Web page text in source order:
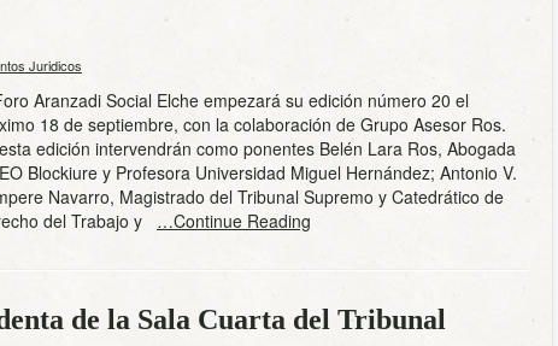
Juridicos
Aranzadi Social Elche empezará su edición número 20 el
18 de septiembre, con la colaboración de Grupo Asesor Ros.
edición intervendrán como ponentes Belén Lara Ros, Abogada
Blockiure y Profesora Universidad Miguel Hernández; Antonio V.
Navarro, Magistrado del Tribunal Supremo y Catedrático de
del Trabajo y …Continue Reading
de la Sala Cuarta del Tribunal